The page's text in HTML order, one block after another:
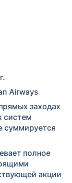
Airways
заходах
систем
суммируется
полное
акции